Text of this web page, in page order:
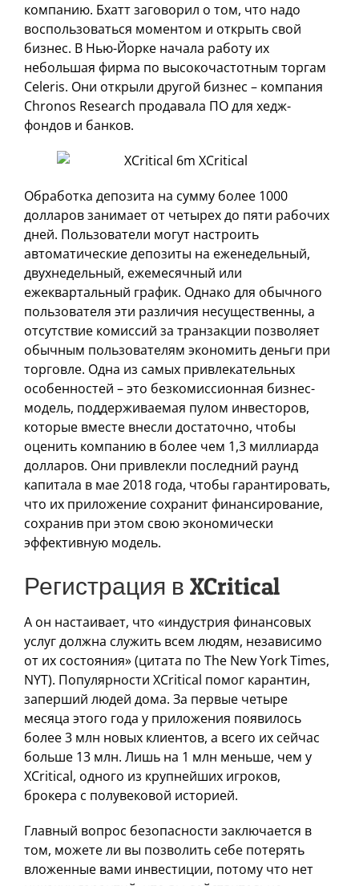
компанию. Бхатт заговорил о том, что надо
воспользоваться моментом и открыть свой
бизнес. В Нью-Йорке начала работу их
небольшая фирма по высокочастотным торгам
Celeris. Они открыли другой бизнес – компания
Chronos Research продавала ПО для хедж-
фондов и банков.
Обработка депозита на сумму более 1000
долларов занимает от четырех до пяти рабочих
дней. Пользователи могут настроить
автоматические депозиты на еженедельный,
двухнедельный, ежемесячный или
ежеквартальный график. Однако для обычного
пользователя эти различия несущественны, а
отсутствие комиссий за транзакции позволяет
обычным пользователям экономить деньги при
торговле. Одна из самых привлекательных
особенностей – это безкомиссионная бизнес-
модель, поддерживаемая пулом инвесторов,
которые вместе внесли достаточно, чтобы
оценить компанию в более чем 1,3 миллиарда
долларов. Они привлекли последний раунд
капитала в мае 2018 года, чтобы гарантировать,
что их приложение сохранит финансирование,
сохранив при этом свою экономически
эффективную модель.
Регистрация в XCritical
А он настаивает, что «индустрия финансовых
услуг должна служить всем людям, независимо
от их состояния» (цитата по The New York Times,
NYT). Популярности XCritical помог карантин,
заперший людей дома. За первые четыре
месяца этого года у приложения появилось
более 3 млн новых клиентов, а всего их сейчас
больше 13 млн. Лишь на 1 млн меньше, чем у
XCritical, одного из крупнейших игроков,
брокера с полувековой историей.
Главный вопрос безопасности заключается в
том, можете ли вы позволить себе потерять
вложенные вами инвестиции, потому что нет